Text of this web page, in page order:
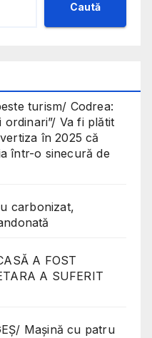
Caută
turism/ Codrea:
ordinari”/ Va fi plătit
în 2025 că
într-o sinecură de
carbonizat,
A FOST
A SUFERIT
Mașină cu patru